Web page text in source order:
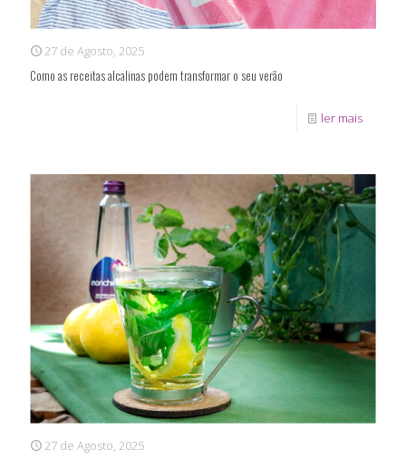
27 de Agosto, 2025
Como as receitas alcalinas podem transformar o seu verão
ler mais
27 de Agosto, 2025